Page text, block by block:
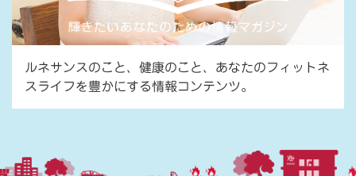
ルネサンスのこと、健康のこと、あなたのフィットネ
スライフを豊かにする情報コンテンツ。